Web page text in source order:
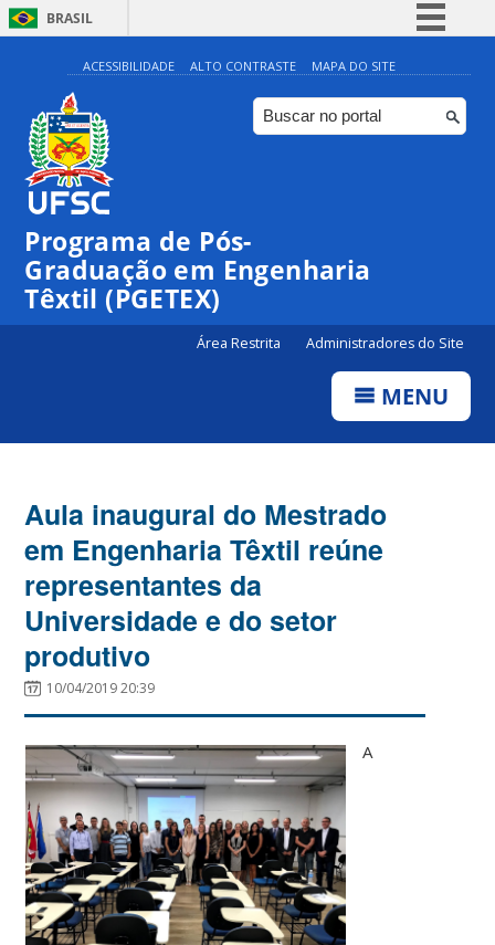
BRASIL
Simplifique!
Comunica BR
Participe
ACESSIBILIDADE ALTO CONTRASTE MAPA DO SITE
Programa de Pós-
Graduação em Engenharia
Têxtil (PGETEX)
Área Restrita Administradores do Site
MENU
Aula inaugural do Mestrado
em Engenharia Têxtil reúne
representantes da
Universidade e do setor
produtivo
10/04/2019 20:39
A